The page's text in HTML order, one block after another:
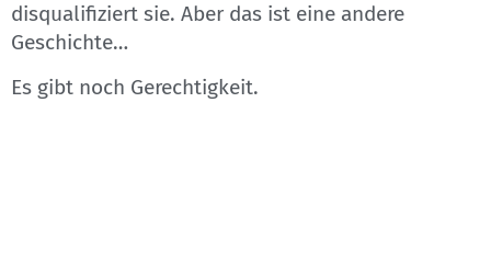
disqualifiziert sie. Aber das ist eine andere
Geschichte…
Es gibt noch Gerechtigkeit.